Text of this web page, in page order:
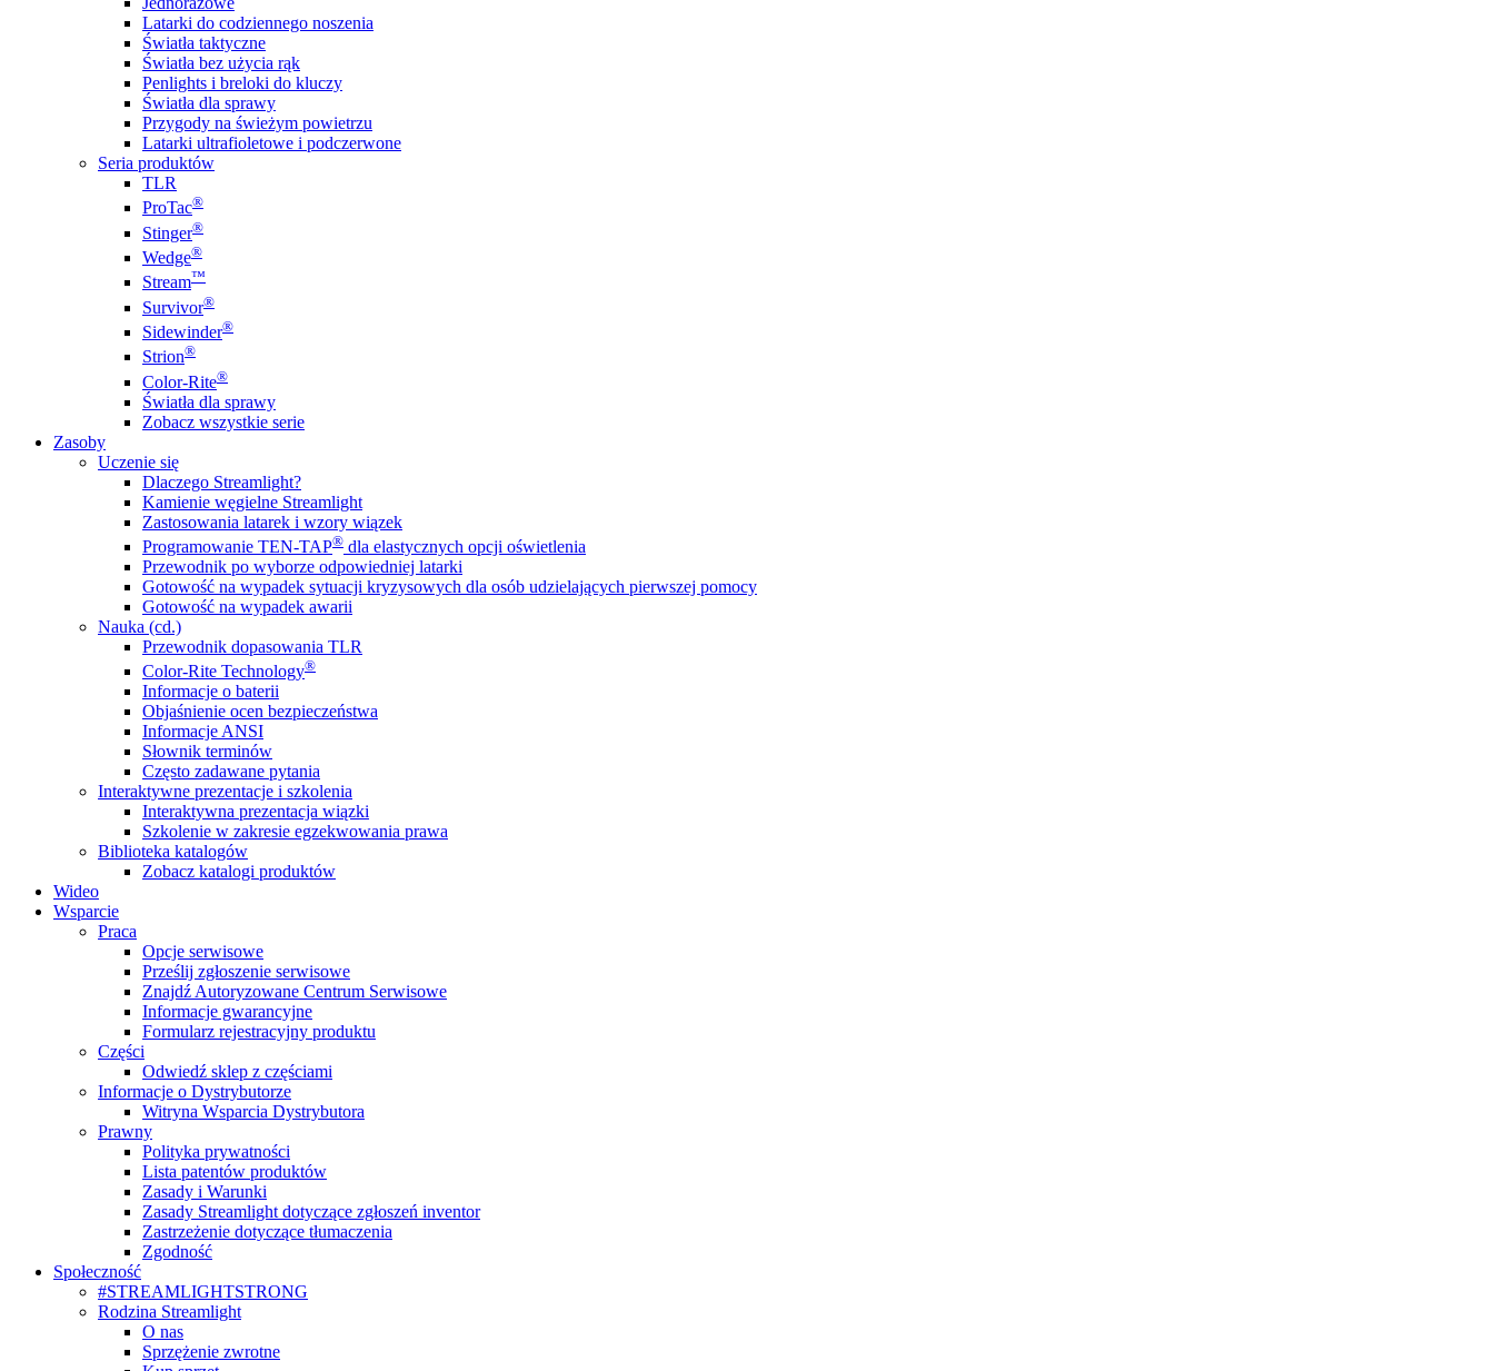
Latarki do codziennego noszenia
Światła taktyczne
Światła bez użycia rąk
Penlights i breloki do kluczy
Światła dla sprawy
Przygody na świeżym powietrzu
Latarki ultrafioletowe i podczerwone
Seria produktów
TLR
ProTac®
Stinger®
Wedge®
Stream™
Survivor®
Sidewinder®
Strion®
Color-Rite®
Światła dla sprawy
Zobacz wszystkie serie
Zasoby
Uczenie się
Dlaczego Streamlight?
Kamienie węgielne Streamlight
Zastosowania latarek i wzory wiązek
Programowanie TEN-TAP® dla elastycznych opcji oświetlenia
Przewodnik po wyborze odpowiedniej latarki
Gotowość na wypadek sytuacji kryzysowych dla osób udzielających pierwszej pomocy
Gotowość na wypadek awarii
Nauka (cd.)
Przewodnik dopasowania TLR
Color-Rite Technology®
Informacje o baterii
Objaśnienie ocen bezpieczeństwa
Informacje ANSI
Słownik terminów
Często zadawane pytania
Interaktywne prezentacje i szkolenia
Interaktywna prezentacja wiązki
Szkolenie w zakresie egzekwowania prawa
Biblioteka katalogów
Zobacz katalogi produktów
Wideo
Wsparcie
Praca
Opcje serwisowe
Prześlij zgłoszenie serwisowe
Znajdź Autoryzowane Centrum Serwisowe
Informacje gwarancyjne
Formularz rejestracyjny produktu
Części
Odwiedź sklep z częściami
Informacje o Dystrybutorze
Witryna Wsparcia Dystrybutora
Prawny
Polityka prywatności
Lista patentów produktów
Zasady i Warunki
Zasady Streamlight dotyczące zgłoszeń inventor
Zastrzeżenie dotyczące tłumaczenia
Zgodność
Społeczność
#STREAMLIGHTSTRONG
Rodzina Streamlight
O nas
Sprzężenie zwrotne